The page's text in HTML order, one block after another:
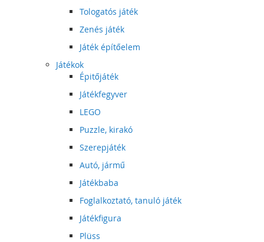
Tologatós játék
Zenés játék
Játék építőelem
Játékok
Épitőjáték
Játékfegyver
LEGO
Puzzle, kirakó
Szerepjáték
Autó, jármű
Játékbaba
Foglalkoztató, tanuló játék
Játékfigura
Plüss